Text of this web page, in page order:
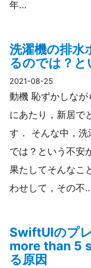
年…
洗濯機の排水
るのでは？と
2021-08-25
動機 恥ずかしな
にあたり，新居で
す． そんな中，
では？という不安
果たしてそんなこ
わせして，その不
SwiftUIのプ
more than 5
る原因